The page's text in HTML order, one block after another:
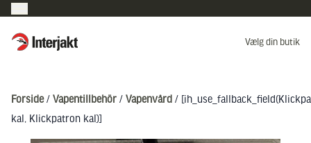
Interjakt DK Vælg din butik
Forside/ Vapentillbehör / Vapenvård /
kal, Klickpatron kal)]